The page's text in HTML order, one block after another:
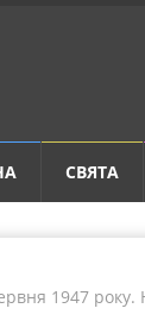
СВЯТА
1947 року.